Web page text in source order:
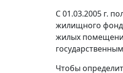
С 01.03.2005 г.
жилищного
жилых
Чтобы